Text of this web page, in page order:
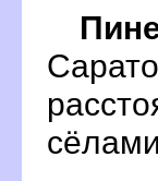
сёлами